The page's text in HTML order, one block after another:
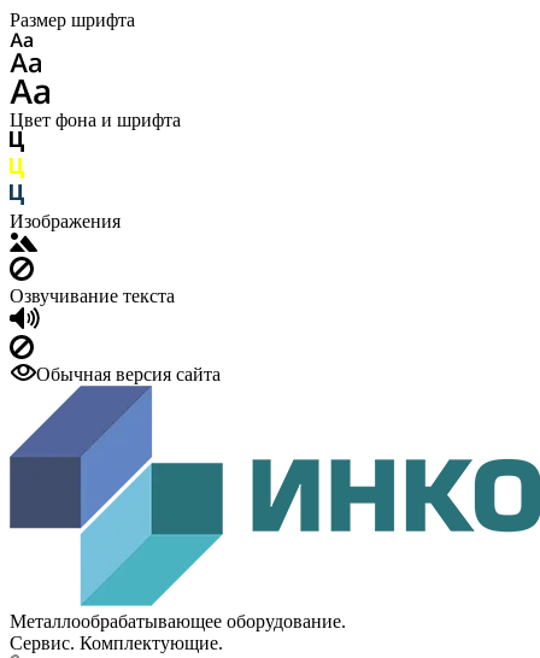
Размер шрифта
Цвет фона и шрифта
Изображения
Озвучивание текста
Обычная версия сайта
Металлообрабатывающее оборудование.
Сервис. Комплектующие.